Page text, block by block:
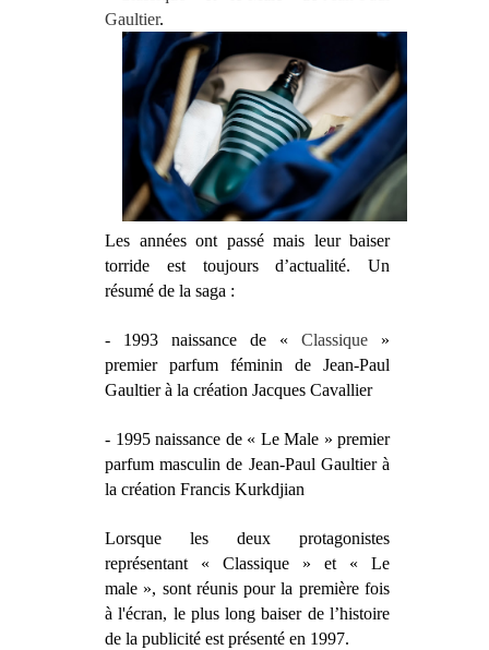
Gaultier.
Les années ont passé mais leur baiser
torride est toujours d’actualité. Un
résumé de la saga :
- 1993 naissance de « Classique »
premier parfum féminin de Jean-Paul
Gaultier à la création Jacques Cavallier
- 1995 naissance de « Le Male » premier
parfum masculin de Jean-Paul Gaultier à
la création Francis Kurkdjian
Lorsque les deux protagonistes
représentant « Classique » et « Le
male », sont réunis pour la première fois
à l'écran, le plus long baiser de l’histoire
de la publicité est présenté en 1997.